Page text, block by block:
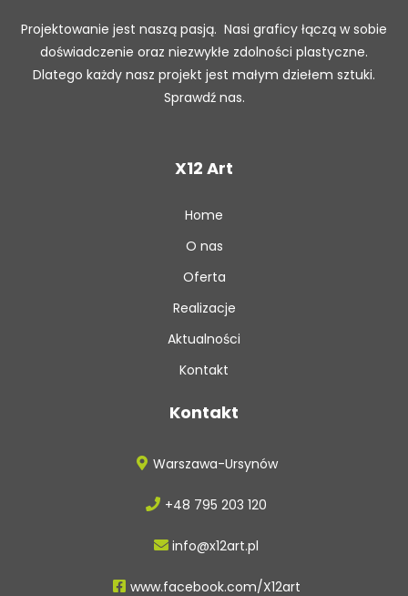
Projektowanie jest naszą pasją. Nasi graficy łączą w sobie
doświadczenie oraz niezwykłe zdolności plastyczne.
Dlatego każdy nasz projekt jest małym dziełem sztuki.
Sprawdź nas.
X12 Art
Home
O nas
Oferta
Realizacje
Aktualności
Kontakt
Kontakt
Warszawa-Ursynów
+48 795 203 120
info@x12art.pl
www.facebook.com/X12art